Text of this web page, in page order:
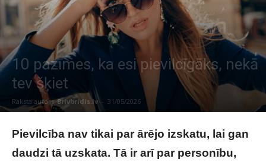
10 pazīmes, ka esi pievilcīgāks, nekā
tev šķiet
Raksta autors Brivbridis.lv - 31/05/2026
Pievilcība nav tikai par ārējo izskatu, lai gan
daudzi tā uzskata. Tā ir arī par personību,